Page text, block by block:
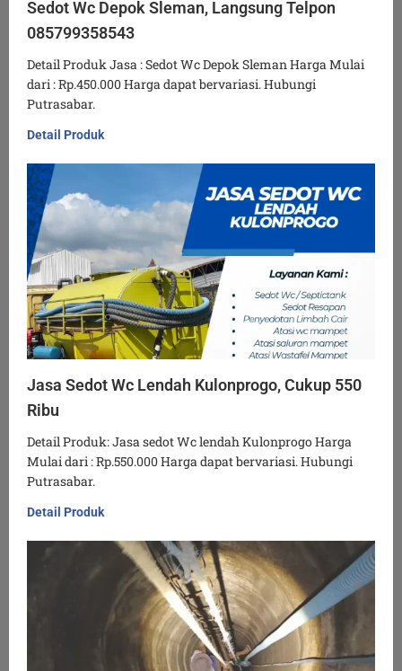
Sedot Wc Depok Sleman, Langsung Telpon
085799358543
Detail Produk Jasa : Sedot Wc Depok Sleman Harga Mulai
dari : Rp.450.000 Harga dapat bervariasi. Hubungi
Putrasabar.
Detail Produk
Jasa Sedot Wc Lendah Kulonprogo, Cukup 550
Ribu
Detail Produk: Jasa sedot Wc lendah Kulonprogo Harga
Mulai dari : Rp.550.000 Harga dapat bervariasi. Hubungi
Putrasabar.
Detail Produk